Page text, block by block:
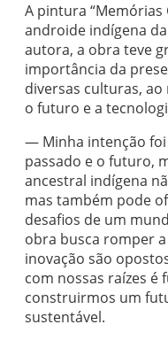
A pintura
androide indígena
autora, a obra teve
importância da
diversas culturas,
o futuro e a
— Minha intenção
passado e o futuro,
ancestral indígena
mas também pode
desafios de um
obra busca romper
inovação são
com nossas raízes é
construirmos um
sustentável.